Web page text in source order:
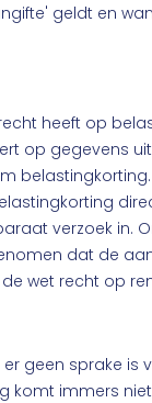
geldt en
heeft op
op gegevens
verzoek in.
dat de
wet recht op
geen sprake is
komt immers